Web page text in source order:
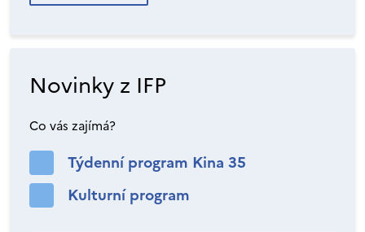
Novinky z IFP
Co vás zajímá?
Týdenní program Kina 35
Kulturní program